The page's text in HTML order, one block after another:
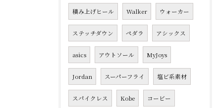
積み上げヒール Walker ウォーカー
ステッチダウン ペダラ アシックス
asics アウトソール MyJoys
Jordan スーパーフライ 塩ビ系素材
スパイクレス Kobe コービー